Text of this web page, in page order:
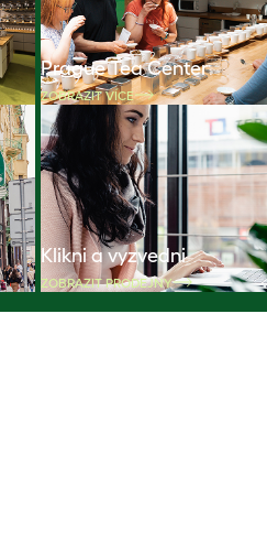
Prague Tea Center
ZOBRAZIT VÍCE
Klikni a vyzvedni
ZOBRAZIT PRODEJNY